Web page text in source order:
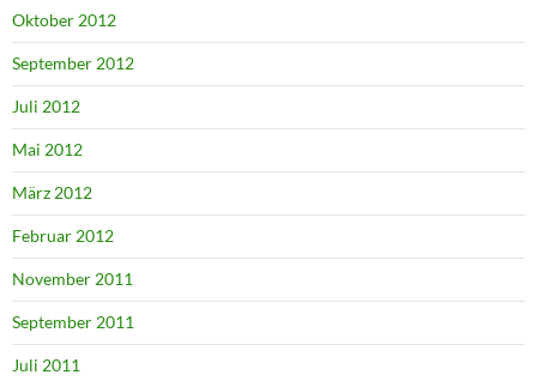
Oktober 2012
September 2012
Juli 2012
Mai 2012
März 2012
Februar 2012
November 2011
September 2011
Juli 2011